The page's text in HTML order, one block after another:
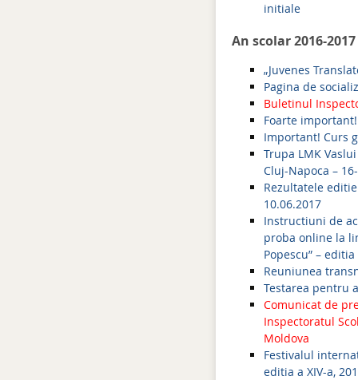
initiale
An scolar 2016-2017
„Juvenes
Pagina de
Buletinul
Foarte
Important! Curs
Trupa LMK
Cluj-Napoca –
Rezultatele
10.06.2017
Instructiuni de
proba online la
Popescu” –
Reuniunea
Testarea pentru
Comunicat de
Inspectoratul
Moldova
Festivalul
editia a XIV-a,